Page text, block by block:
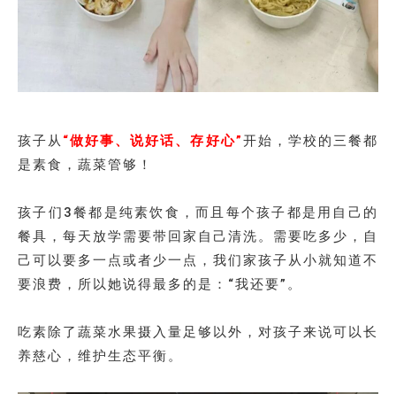
孩子从 “做好事、说好话、存好心”开始，学校的三餐都
是素食，蔬菜管够！
孩子们3餐都是纯素饮食，而且每个孩子都是用自己的
餐具，每天放学需要带回家自己清洗。需要吃多少，自
己可以要多一点或者少一点，我们家孩子从小就知道不
要浪费，所以她说得最多的是：“我还要”。
吃素除了蔬菜水果摄入量足够以外，对孩子来说可以长
养慈心，维护生态平衡。